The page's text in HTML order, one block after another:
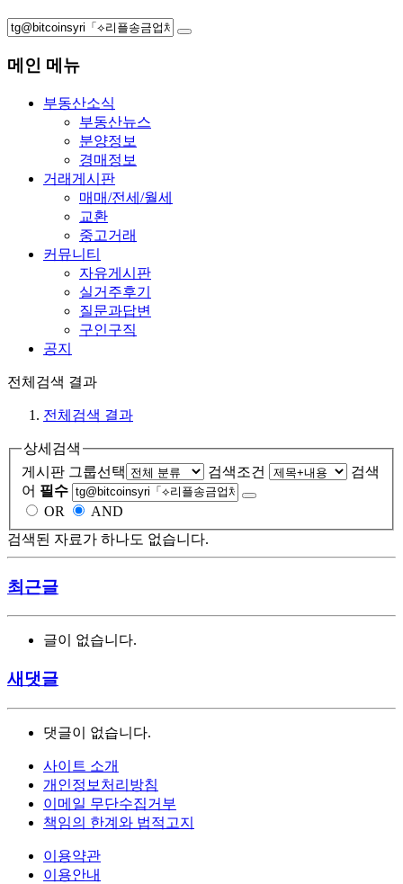
메인 메뉴
부동산소식
부동산뉴스
분양정보
경매정보
거래게시판
매매/전세/월세
교환
중고거래
커뮤니티
자유게시판
실거주후기
질문과답변
구인구직
공지
전체검색 결과
전체검색 결과
상세검색
게시판 그룹선택
검색조건
검색
어 필수
OR
AND
검색된 자료가 하나도 없습니다.
최근글
글이 없습니다.
새댓글
댓글이 없습니다.
사이트 소개
개인정보처리방침
이메일 무단수집거부
책임의 한계와 법적고지
이용약관
이용안내